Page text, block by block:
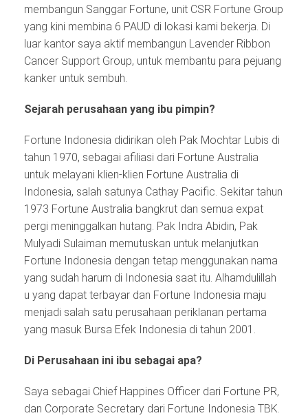
membangun Sanggar Fortune, unit CSR Fortune Group
yang kini membina 6 PAUD di lokasi kami bekerja. Di
luar kantor saya aktif membangun Lavender Ribbon
Cancer Support Group, untuk membantu para pejuang
kanker untuk sembuh.
Sejarah perusahaan yang ibu pimpin?
Fortune Indonesia didirikan oleh Pak Mochtar Lubis di
tahun 1970, sebagai afiliasi dari Fortune Australia
untuk melayani klien-klien Fortune Australia di
Indonesia, salah satunya Cathay Pacific. Sekitar tahun
1973 Fortune Australia bangkrut dan semua expat
pergi meninggalkan hutang. Pak Indra Abidin, Pak
Mulyadi Sulaiman memutuskan untuk melanjutkan
Fortune Indonesia dengan tetap menggunakan nama
yang sudah harum di Indonesia saat itu. Alhamdulillah
u yang dapat terbayar dan Fortune Indonesia maju
menjadi salah satu perusahaan periklanan pertama
yang masuk Bursa Efek Indonesia di tahun 2001.
Di Perusahaan ini ibu sebagai apa?
Saya sebagai Chief Happines Officer dari Fortune PR,
dan Corporate Secretary dari Fortune Indonesia TBK.